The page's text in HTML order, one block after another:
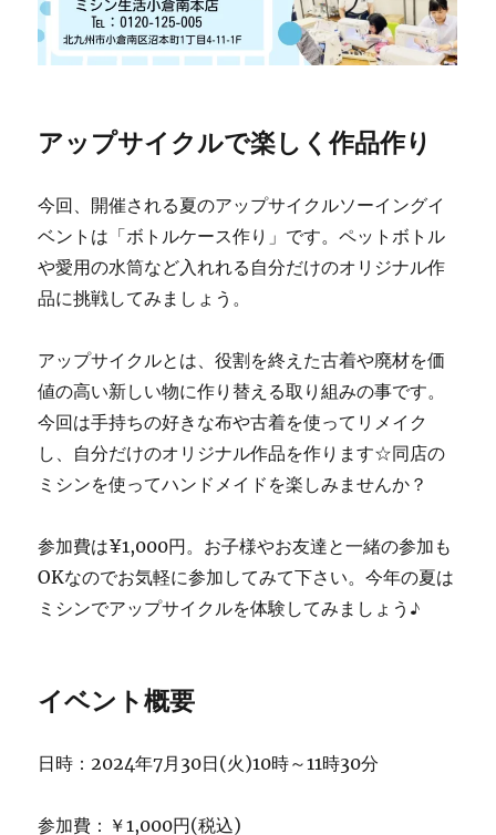
アップサイクルで楽しく作品作り
今回、開催される夏のアップサイクルソーイングイ
ベントは「ボトルケース作り」です。ペットボトル
や愛用の水筒など入れれる自分だけのオリジナル作
品に挑戦してみましょう。
アップサイクルとは、役割を終えた古着や廃材を価
値の高い新しい物に作り替える取り組みの事です。
今回は手持ちの好きな布や古着を使ってリメイク
し、自分だけのオリジナル作品を作ります☆同店の
ミシンを使ってハンドメイドを楽しみませんか？
参加費は¥1,000円。お子様やお友達と一緒の参加も
OKなのでお気軽に参加してみて下さい。今年の夏は
ミシンでアップサイクルを体験してみましょう♪
イベント概要
日時：2024年7月30日(火)10時～11時30分
参加費：￥1,000円(税込)